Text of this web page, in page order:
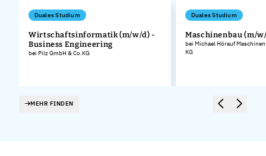
Duales Studium
Wirtschaftsinformatik (m/w/d) -
Business Engineering
bei Pilz GmbH & Co.KG
Duales Studium
Maschinenbau (m/
bei Michael Hörauf
KG
MEHR FINDEN